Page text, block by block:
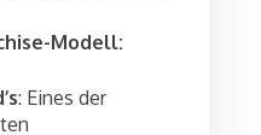
Modell:
: Eines der